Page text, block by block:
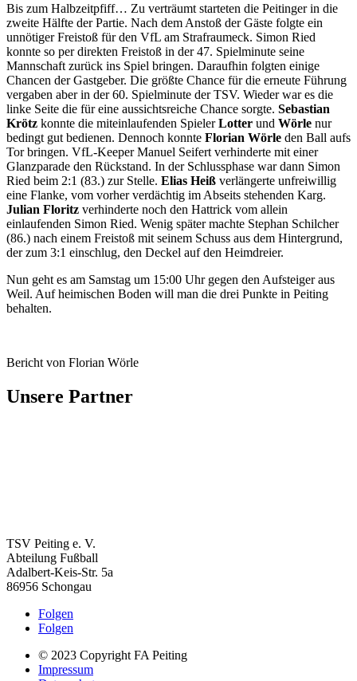
Bis zum Halbzeitpfiff… Zu verträumt starteten die Peitinger in die
zweite Hälfte der Partie. Nach dem Anstoß der Gäste folgte ein
unnötiger Freistoß für den VfL am Strafraumeck. Simon Ried
konnte so per direkten Freistoß in der 47. Spielminute seine
Mannschaft zurück ins Spiel bringen. Daraufhin folgten einige
Chancen der Gastgeber. Die größte Chance für die erneute Führung
vergaben aber in der 60. Spielminute der TSV. Wieder war es die
linke Seite die für eine aussichtsreiche Chance sorgte. Sebastian
Krötz konnte die miteinlaufenden SpielerLotter und Wörle nur
bedingt gut bedienen. Dennoch konnte Florian Wörle den Ball aufs
Tor bringen. VfL-Keeper Manuel Seifert verhinderte mit einer
Glanzparade den Rückstand. In der Schlussphase war dann Simon
Ried beim 2:1 (83.) zur Stelle. Elias Heiß verlängerte unfreiwillig
eine Flanke, vom vorher verdächtig im Abseits stehenden Karg.
Julian Floritz verhinderte noch den Hattrick vom allein
einlaufenden Simon Ried. Wenig später machte Stephan Schilcher
(86.) nach einem Freistoß mit seinem Schuss aus dem Hintergrund,
der zum 3:1 einschlug, den Deckel auf den Heimdreier.
Nun geht es am Samstag um 15:00 Uhr gegen den Aufsteiger aus
Weil. Auf heimischen Boden will man die drei Punkte in Peiting
behalten.
Bericht von Florian Wörle
Unsere Partner
TSV Peiting e. V.
Abteilung Fußball
Adalbert-Keis-Str. 5a
86956 Schongau
Folgen
Folgen
© 2023 Copyright FA Peiting
Impressum